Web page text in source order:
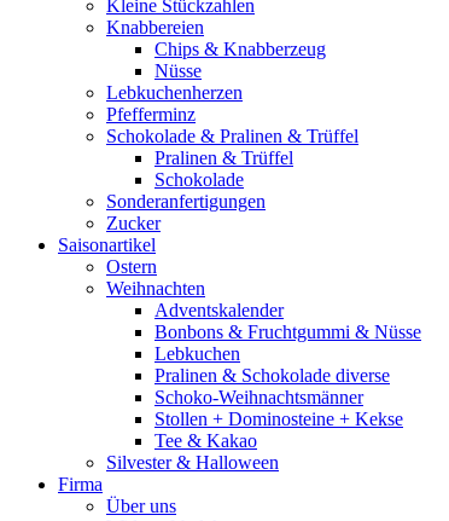
Kleine Stückzahlen
Knabbereien
Chips & Knabberzeug
Nüsse
Lebkuchenherzen
Pfefferminz
Schokolade & Pralinen & Trüffel
Pralinen & Trüffel
Schokolade
Sonderanfertigungen
Zucker
Saisonartikel
Ostern
Weihnachten
Adventskalender
Bonbons & Fruchtgummi & Nüsse
Lebkuchen
Pralinen & Schokolade diverse
Schoko-Weihnachtsmänner
Stollen + Dominosteine + Kekse
Tee & Kakao
Silvester & Halloween
Firma
Über uns